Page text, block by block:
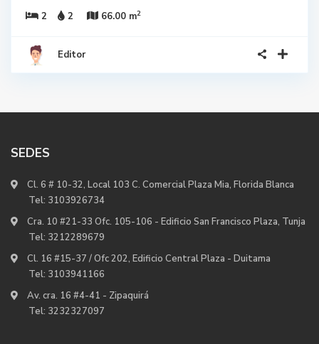
2
2 66.00 m2
Editor
SEDES
Cl. 6 # 10-32, Local 103 C. Comercial Plaza Mia, Florida Blanca
Tel: 3103926734
Cra. 10 #21-33 Ofc. 105-106 - Edificio San Francisco Plaza, Tunja
Tel: 3212289679
Cl. 16 #15-37 / Ofc 202, Edificio Central Plaza - Duitama
Tel: 3103941166
Av. cra. 16 #4-41 - Zipaquirá
Tel: 3232327097